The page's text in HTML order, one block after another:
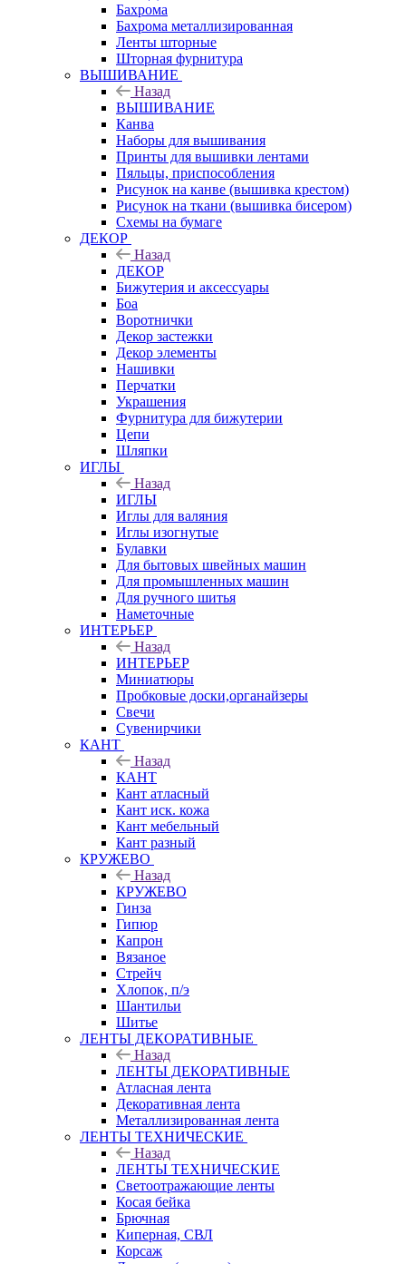
Бахрома
Бахрома металлизированная
Ленты шторные
Шторная фурнитура
ВЫШИВАНИЕ
Назад
ВЫШИВАНИЕ
Канва
Наборы для вышивания
Принты для вышивки лентами
Пяльцы, приспособления
Рисунок на канве (вышивка крестом)
Рисунок на ткани (вышивка бисером)
Схемы на бумаге
ДЕКОР
Назад
ДЕКОР
Бижутерия и аксессуары
Боа
Воротнички
Декор застежки
Декор элементы
Нашивки
Перчатки
Украшения
Фурнитура для бижутерии
Цепи
Шляпки
ИГЛЫ
Назад
ИГЛЫ
Иглы для валяния
Иглы изогнутые
Булавки
Для бытовых швейных машин
Для промышленных машин
Для ручного шитья
Наметочные
ИНТЕРЬЕР
Назад
ИНТЕРЬЕР
Миниатюры
Пробковые доски,органайзеры
Свечи
Сувенирчики
КАНТ
Назад
КАНТ
Кант атласный
Кант иск. кожа
Кант мебельный
Кант разный
КРУЖЕВО
Назад
КРУЖЕВО
Гинза
Гипюр
Капрон
Вязаное
Стрейч
Хлопок, п/э
Шантильи
Шитье
ЛЕНТЫ ДЕКОРАТИВНЫЕ
Назад
ЛЕНТЫ ДЕКОРАТИВНЫЕ
Атласная лента
Декоративная лента
Металлизированная лента
ЛЕНТЫ ТЕХНИЧЕСКИЕ
Назад
ЛЕНТЫ ТЕХНИЧЕСКИЕ
Светоотражающие ленты
Косая бейка
Брючная
Киперная, СВЛ
Корсаж